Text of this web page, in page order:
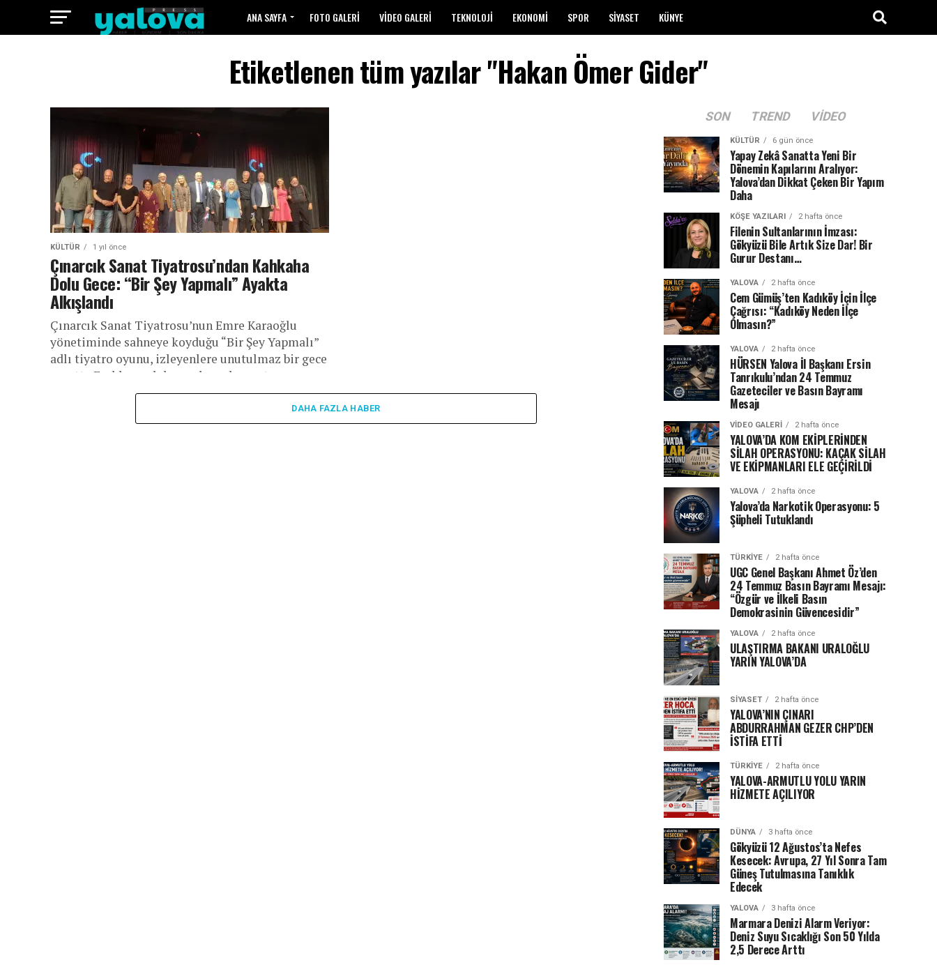
ANA SAYFA FOTO GALERI VIDEO GALERI TEKNOLOJI EKONOMI SPOR SIYASET KÜNYE
Etiketlenen tüm yazılar "Hakan Ömer Gider"
KÜLTÜR 1 yıl önce
Çınarcık Sanat Tiyatrosu’ndan Kahkaha
Dolu Gece: “Bir Şey Yapmalı” Ayakta
Alkışlandı
Çınarcık Sanat Tiyatrosu’nun Emre Karaoğlu
yönetiminde sahneye koyduğu “Bir Şey Yapmalı”
adlı tiyatro oyunu, izleyenlere unutulmaz bir gece
yaşattı. Farklı meslek gruplarından ve tamamen
amatör oyunculardan...
DAHA FAZLA HABER
SON TREND VIDEO
KÜLTÜR 6 gün önce
Yapay Zekâ Sanatta Yeni Bir
Dönemin Kapılarını Aralıyor:
Yalova’dan Dikkat Çeken Bir Yapım
Daha
KÖŞE YAZILARI 2 hafta önce
Filenin Sultanlarının İmzası:
Gökyüzü Bile Artık Size Dar! Bir
Gurur Destanı…
YALOVA 2 hafta önce
Cem Gümüş’ten Kadıköy İçin İlçe
Çağrısı: “Kadıköy Neden İlçe
Olmasın?”
YALOVA 2 hafta önce
HÜRSEN Yalova İl Başkanı Ersin
Tanrıkulu’ndan 24 Temmuz
Gazeteciler ve Basın Bayramı
Mesajı
VIDEO GALERI 2 hafta önce
YALOVA’DA KOM EKİPLERİNDEN
SİLAH OPERASYONU: KAÇAK SİLAH
VE EKİPMANLARI ELE GEÇİRİLDİ
YALOVA 2 hafta önce
Yalova’da Narkotik Operasyonu: 5
Şüpheli Tutuklandı
TÜRKIYE 2 hafta önce
UGC Genel Başkanı Ahmet Öz’den
24 Temmuz Basın Bayramı Mesajı:
“Özgür ve İlkeli Basın
Demokrasinin Güvencesidir”
YALOVA 2 hafta önce
ULAŞTIRMA BAKANI URALOĞLU
YARIN YALOVA’DA
SIYASET 2 hafta önce
YALOVA’NIN ÇINARI
ABDURRAHMAN GEZER CHP’DEN
İSTİFA ETTİ
TÜRKIYE 2 hafta önce
YALOVA-ARMUTLU YOLU YARIN
HİZMETE AÇILIYOR
DÜNYA 3 hafta önce
Gökyüzü 12 Ağustos’ta Nefes
Kesecek: Avrupa, 27 Yıl Sonra Tam
Güneş Tutulmasına Tanıklık
Edecek
YALOVA 3 hafta önce
Marmara Denizi Alarm Veriyor:
Deniz Suyu Sıcaklığı Son 50 Yılda
2,5 Derece Arttı